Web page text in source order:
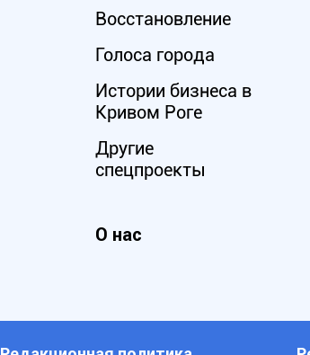
Восстановление
Голоса города
Истории бизнеса в
Кривом Роге
Другие
спецпроекты
О нас